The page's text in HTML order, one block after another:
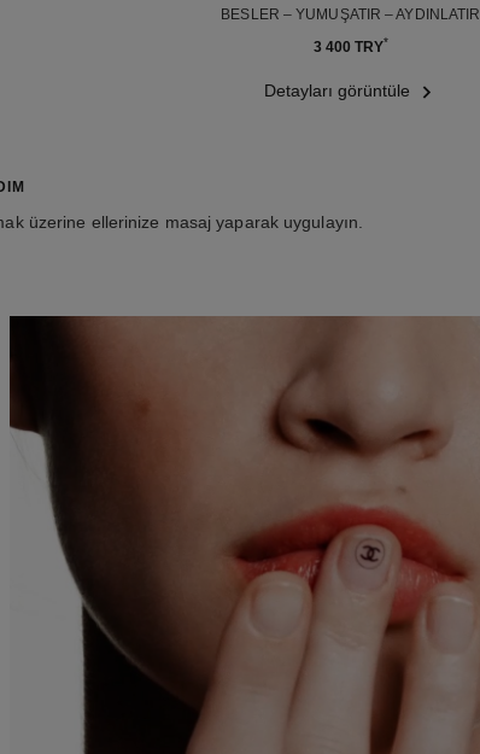
BESLER – YUMUŞATIR – AYDINLATIR
Ref. 133850
3 400 TRY*
Detayları görüntüle
üzerine ellerinize masaj yaparak uygulayın.